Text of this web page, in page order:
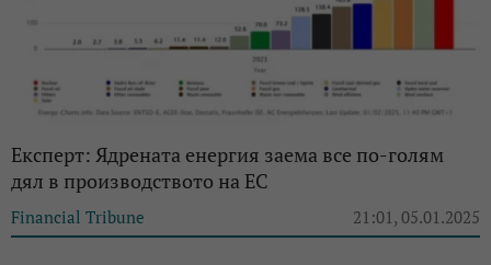
Експерт: Ядрената енергия заема все по-голям
дял в производството на ЕС
Financial Tribune 21:01, 05.01.2025